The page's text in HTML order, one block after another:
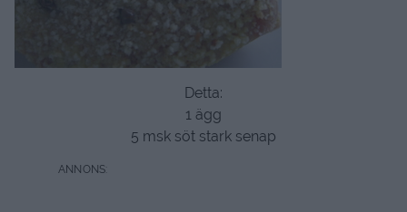
Detta:
1 ägg
5 msk söt stark senap